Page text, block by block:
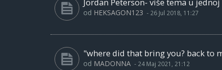
od HEKSAGON123 - 26 Jul 2018, 11:27
"where did that bring you? back to
od MADONNA - 24 Maj 2021, 21:12